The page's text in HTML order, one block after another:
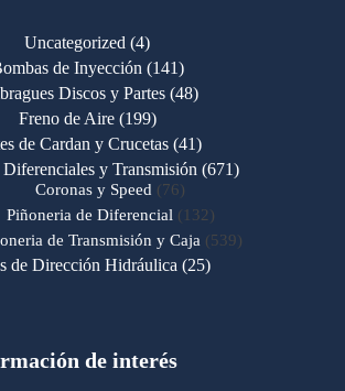
Uncategorized 44
productos
de Inyección 141141
productos
Discos y Partes 4848
Freno de Aire 199199
productos
de Cardan y Crucetas 4141
productos
Diferenciales y Transmisión 671671
Coronas y Speed 7676
productos
Piñoneria de Diferencial 132 132
productos
de Transmisión y Caja 539539
de Dirección Hidráulica 2525
Motores Cummins 723
de interés